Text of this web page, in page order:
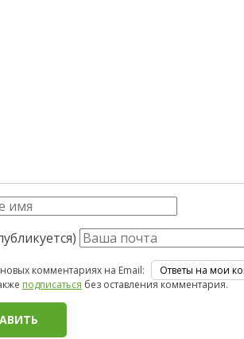
комментариях на Email:
подписаться без оставления комментария.